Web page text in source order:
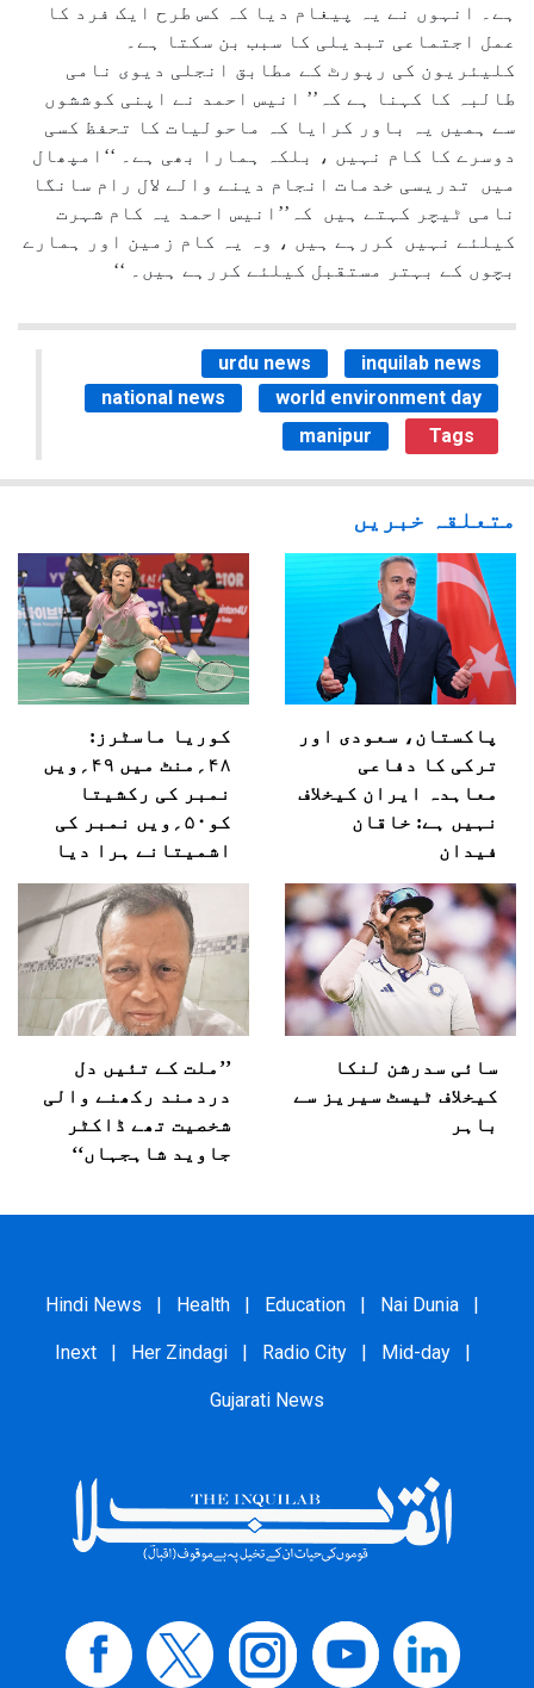
ہے۔ انہوں نے یہ پیغام دیا کہ کس طرح ایک فرد کا
عمل اجتماعی تبدیلی کا سبب بن سکتا ہے۔
کلیئریون کی رپورٹ کے مطابق انجلی دیوی نامی
طالبہ کا کہنا ہے کہ’’ انیس احمد نے اپنی کوششوں
سے ہمیں یہ باور کرایا کہ ماحولیات کا تحفظ کسی
دوسرے کا کام نہیں ، بلکہ ہمارا بھی ہے۔ ‘‘امپھال
میں تدریسی خدمات انجام دینے والے لال رام سانگا
نامی ٹیچر کہتے ہیں کہ’’انیس احمد یہ کام شہرت
کیلئے نہیں کررہے ہیں ، وہ یہ کام زمین اور ہمارے
بچوں کے بہتر مستقبل کیلئے کررہے ہیں۔ ‘‘
urdu news
inquilab news
national news
world environment day
manipur
Tags
متعلقہ خبریں
پاکستان، سعودی اور
ترکی کا دفاعی
معاہدہ ایران کیخلاف
نہیں ہے: خاقان
فیدان
کوریا ماسٹرز:
۴۸؍منٹ میں ۴۹؍ویں
نمبر کی رکشیتا
کو۵۰؍ویں نمبر کی
اشمیتانے ہرا دیا
سائی سدرشن لنکا
کیخلاف ٹیسٹ سیریز سے
باہر
’’ملت کے تئیں دل
دردمند رکھنے والی
شخصیت تھے ڈاکٹر
جاوید شاہجہاں‘‘
Hindi News | Health | Education | Nai Dunia |
Inext | Her Zindagi | Radio City | Mid-day |
Gujarati News